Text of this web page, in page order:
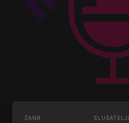
UŽIVO
ŽANR SLUŠATELJI